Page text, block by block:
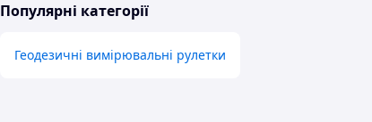
Популярні категорії
Геодезичні вимірювальні рулетки